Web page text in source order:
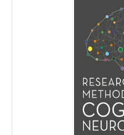
This fresh, new textbook
friendly guide to the